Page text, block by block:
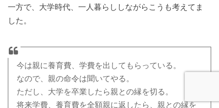
一方で、大学時代、一人暮らししながらこうも考えてま
した。
今は親に養育費、学費を出してもらっている。
なので、親の命令は聞いてやる。
ただし、大学を卒業したら親との縁を切る。
将来学費、養育費を全額親に返したら、親との縁を